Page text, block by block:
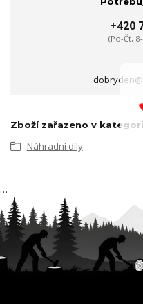
+420
(Po-Čt,
Zboží zařazeno v
Náhradní díly
…